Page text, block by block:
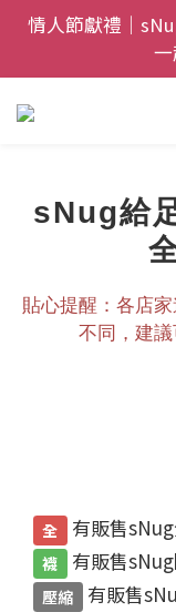
全館$800免運｜
情人節獻禮｜
一
父親節禮盒登場
sNug給
貼心提醒：各店
不同，建議
全 有販售
襪 有販售
壓縮 有販售